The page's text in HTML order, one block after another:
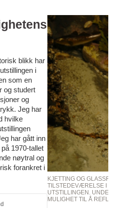
KJETTING OG
TILSTEDEVÆRELSE I
UTSTILLINGEN.
MULIGHET TIL Å
blikk har
i
som en
og studert
og
Jeg har
hvilke
har gått inn
1970-tallet
nøytral og
forankret i